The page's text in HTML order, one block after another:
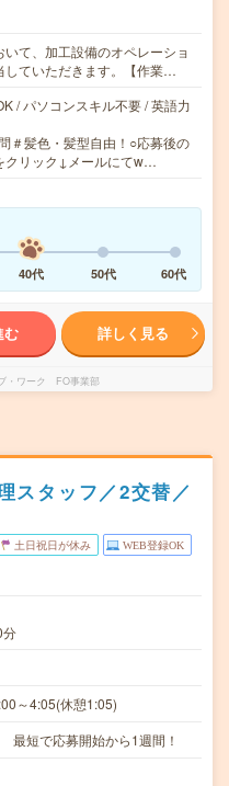
て、加工設備のオペレーショ
していただきます。【作業…
/ パソコンスキル不要 / 英語力
＃髪色・髪型自由！○応募後の
クリック↓メールにてw…
40代 50代 60代
む 詳しく見る
・ワーク FO事業部
スタッフ／2交替／
土日祝日が休み WEB登録OK
分
～4:05(休憩1:05)
短で応募開始から1週間！